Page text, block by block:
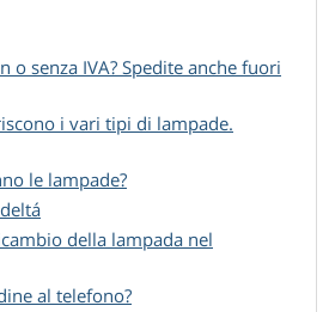
o senza IVA? Spedite anche fuori
i vari tipi di lampade.
le lampade?
della lampada nel
al telefono?